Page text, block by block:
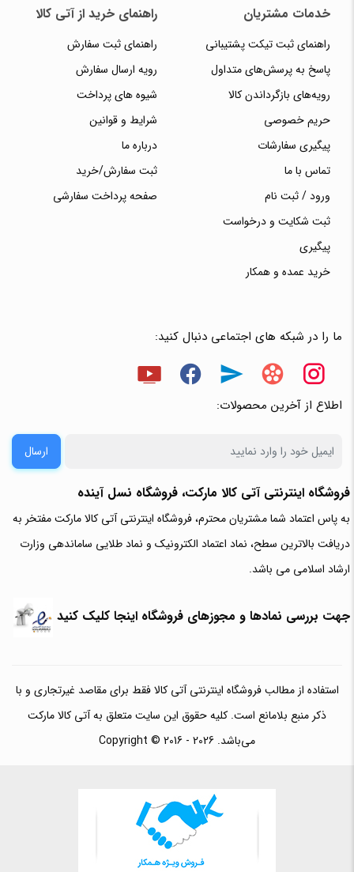
خدمات مشتریان
راهنمای ثبت تیکت پشتیبانی
پاسخ به پرسش‌های متداول
رویه‌های بازگرداندن کالا
حریم خصوصی
پیگیری سفارشات
تماس با ما
ورود / ثبت نام
ثبت شکایت و درخواست
پیگیری
خرید عمده و همکار
راهنمای خرید از آتی کالا
راهنمای ثبت سفارش
رویه ارسال سفارش
شیوه های پرداخت
شرایط و قوانین
درباره ما
ثبت سفارش/خرید
صفحه پرداخت سفارشی
ما را در شبکه های اجتماعی دنبال کنید:
اطلاع از آخرین محصولات:
ارسال
فروشگاه اینترنتی آتی‌ کالا مارکت، فروشگاه نسل آینده
به پاس اعتماد شما مشتریان محترم، فروشگاه اینترنتی آتی کالا مارکت مفتخر به
دریافت بالاترین سطح، نماد اعتماد الکترونیک و نماد طلایی ساماندهی وزارت
ارشاد اسلامی می باشد.
جهت بررسی نمادها و مجوزهای فروشگاه اینجا کلیک کنید
استفاده از مطالب فروشگاه اینترنتی آتی کالا فقط برای مقاصد غیرتجاری و با
ذکر منبع بلامانع است. کلیه حقوق این سایت متعلق به آتی کالا مارکت
می‌باشد. Copyright © 2016 - 2026